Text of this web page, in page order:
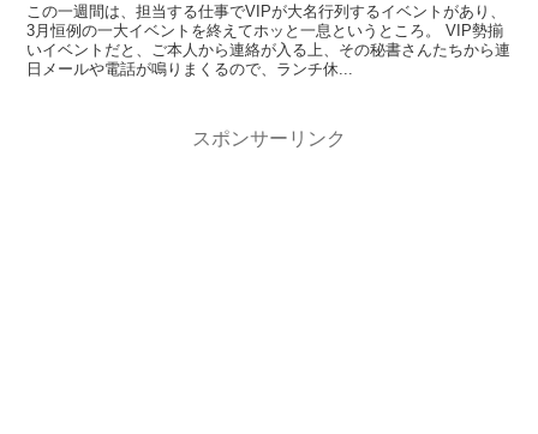
この一週間は、担当する仕事でVIPが大名行列するイベントがあり、
3月恒例の一大イベントを終えてホッと一息というところ。 VIP勢揃
いイベントだと、ご本人から連絡が入る上、その秘書さんたちから連
日メールや電話が鳴りまくるので、ランチ休...
スポンサーリンク